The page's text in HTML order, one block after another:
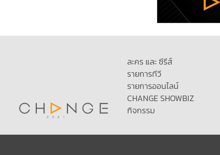
ละคร และ ซีรีส์
รายการทีวี
รายการออนไลน์
CHANGE SHOWBIZ
กิจกรรม